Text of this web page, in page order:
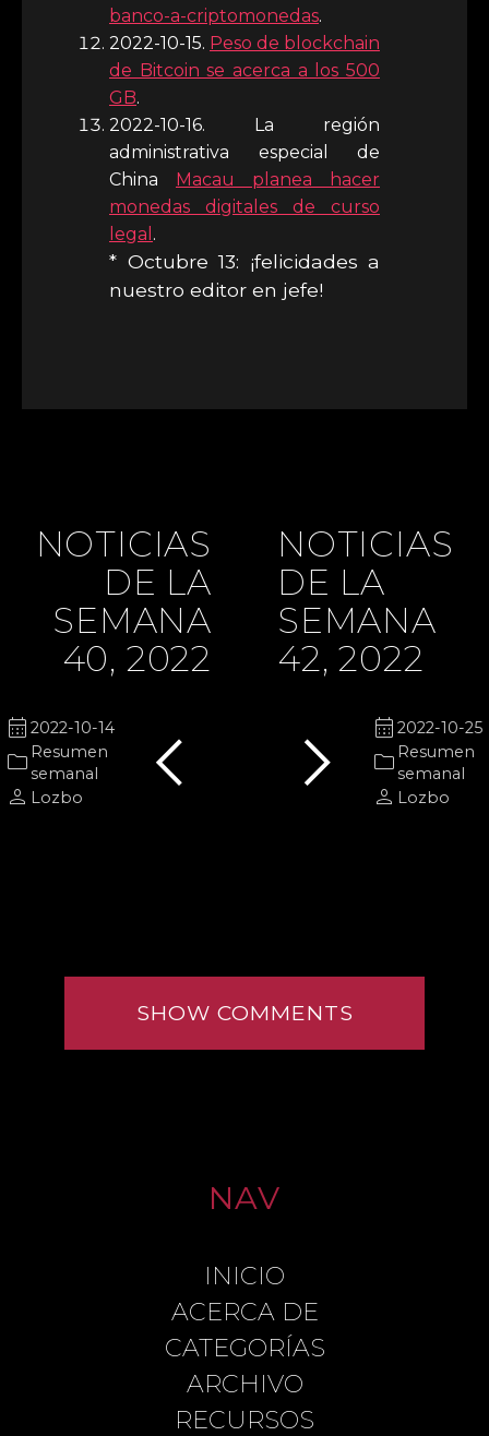
banco-a-criptomonedas.
2022-10-15. Peso de blockchain
de Bitcoin se acerca a los 500
GB.
2022-10-16. La región
administrativa especial de
China Macau planea hacer
monedas digitales de curso
legal .
* Octubre 13: ¡felicidades a
nuestro editor en jefe!
NOTICIAS
DE LA
SEMANA
40, 2022
calendar_month 2022-10-14
folder Resumen
semanal
person Lozbo chevron_left
NOTICIAS
DE LA
SEMANA
42, 2022
calendar_month 2022-10-25
folder Resumen
semanal
person Lozbo
chevron_right
SHOW COMMENTS
LEAVE A REPLY
COMMENT
NAV
INICIO
ACERCA DE
CATEGORÍAS
ARCHIVO
RECURSOS